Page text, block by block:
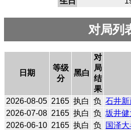
对局列
日期
等级
分
黑白
对
局
结
果
2026-08-05 2165 执白 负 石井新
2026-07-08 2165 执白 负 坂井健
2026-06-10 2165 执白 负 国泽